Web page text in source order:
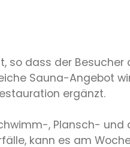
so dass der
Sauna-Angebot
ergänzt.
, Plansch-
kann es am